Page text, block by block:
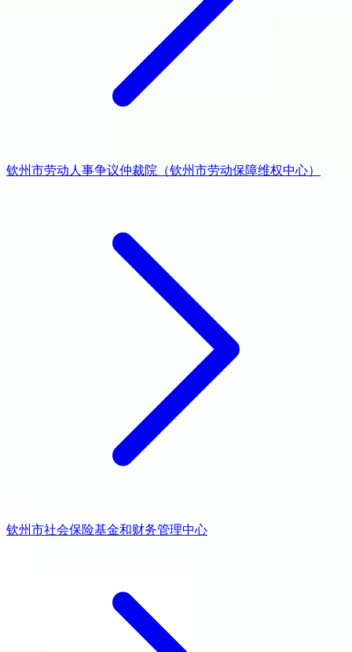
钦州市劳动人事争议仲裁院（钦州市劳动保障维权中心）
钦州市社会保险基金和财务管理中心